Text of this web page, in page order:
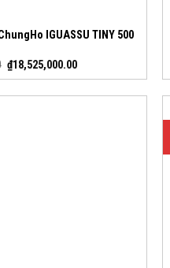
IGUASSU TINY 500
₫18,525,000.00